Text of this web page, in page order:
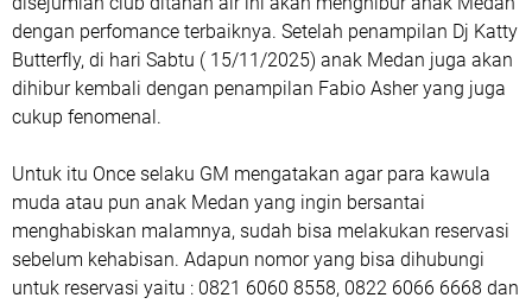
dengan perfomance terbaiknya. Setelah penampilan Dj Katty
Butterfly, di hari Sabtu ( 15/11/2025) anak Medan juga akan
dihibur kembali dengan penampilan Fabio Asher yang juga
cukup fenomenal.
Untuk itu Once selaku GM mengatakan agar para kawula
muda atau pun anak Medan yang ingin bersantai
menghabiskan malamnya, sudah bisa melakukan reservasi
sebelum kehabisan. Adapun nomor yang bisa dihubungi
untuk reservasi yaitu : 0821 6060 8558, 0822 6066 6668 dan